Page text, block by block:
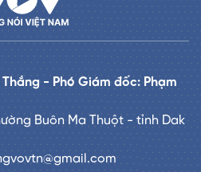
- Phó Giám đốc: Phạm
Buôn Ma Thuột - tỉnh Dak